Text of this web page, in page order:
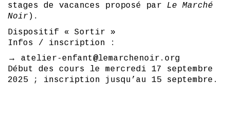
stages de vacances proposé par Le Marché
Noir ).
Dispositif « Sortir »
Infos / inscription :
→ atelier-enfant@lemarchenoir.org
Début des cours le mercredi 17 septembre
2025 ; inscription jusqu’au 15 septembre.